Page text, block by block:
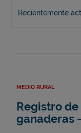
Recientemente
MEDIO RURAL
Registro
ganaderas